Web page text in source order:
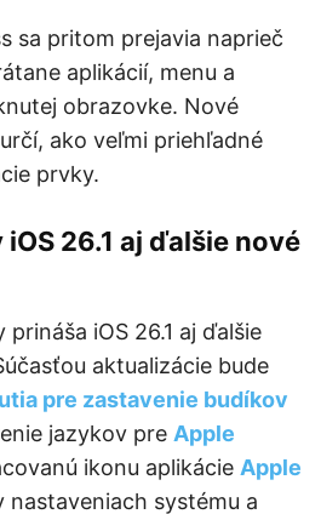
sa pritom prejavia naprieč
aplikácií, menu a
obrazovke. Nové
ako veľmi priehľadné
prvky.
26.1 aj ďalšie nové
iOS 26.1 aj ďalšie
aktualizácie bude
pre zastavenie budíkov
jazykov pre Apple
ikonu aplikácie Apple
nastaveniach systému a